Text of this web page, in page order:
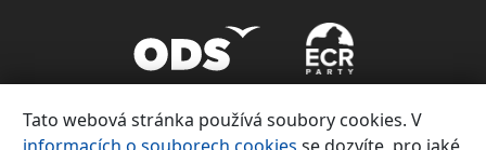
Tato webová stránka používá soubory cookies. V